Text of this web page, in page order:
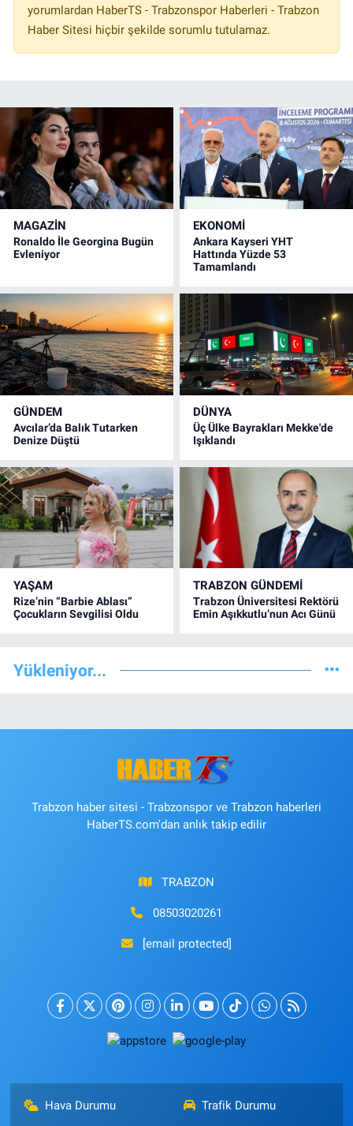
yorumlardan HaberTS - Trabzonspor Haberleri - Trabzon
Haber Sitesi hiçbir şekilde sorumlu tutulamaz.
MAGAZİN
Ronaldo İle Georgina Bugün
Evleniyor
EKONOMİ
Ankara Kayseri YHT
Hattında Yüzde 53
Tamamlandı
GÜNDEM
Avcılar’da Balık Tutarken
Denize Düştü
DÜNYA
Üç Ülke Bayrakları Mekke'de
Işıklandı
YAŞAM
Rize’nin “Barbie Ablası”
Çocukların Sevgilisi Oldu
TRABZON GÜNDEMİ
Trabzon Üniversitesi Rektörü
Emin Aşıkkutlu’nun Acı Günü
Yükleniyor...
Trabzon haber sitesi - Trabzonspor ve Trabzon haberleri
HaberTS.com'dan anlık takip edilir
TRABZON
08503020261
[email protected]
Hava Durumu Trafik Durumu